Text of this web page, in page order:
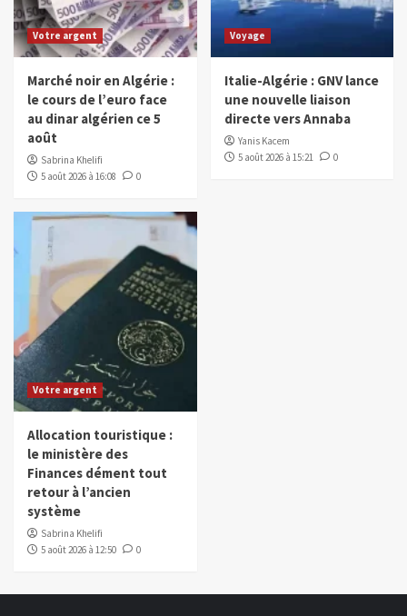
Votre argent
Marché noir en Algérie :
le cours de l’euro face
au dinar algérien ce 5
août
Sabrina Khelifi
5 août 2026 à 16:08
0
Voyage
Italie-Algérie : GNV lance
une nouvelle liaison
directe vers Annaba
Yanis Kacem
5 août 2026 à 15:21
0
Votre argent
Allocation touristique :
le ministère des
Finances dément tout
retour à l’ancien
système
Sabrina Khelifi
5 août 2026 à 12:50
0